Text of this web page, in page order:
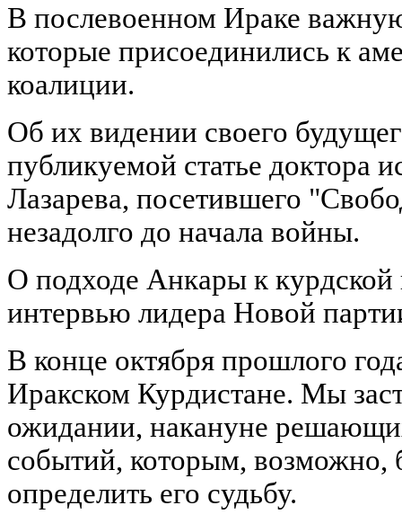
В послевоенном Ираке
которые присоединились к
коалиции.
Об их видении своего
публикуемой статье доктора
Лазарева, посетившего
незадолго до начала войны.
О подходе Анкары к курдской
интервью лидера Новой
В конце октября прошлого
Иракском Курдистане. Мы
ожидании, накануне
событий, которым, возможно,
определить его судьбу.